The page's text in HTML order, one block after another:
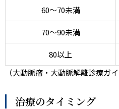
60～70未満
70～90未満
80以上
（大動脈瘤・大動脈解離診療ガ
治療のタイミング